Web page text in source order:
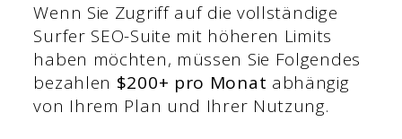
Wenn Sie Zugriff auf die vollständige
Surfer SEO-Suite mit höheren Limits
haben möchten, müssen Sie Folgendes
bezahlen $200+ pro Monat abhängig
von Ihrem Plan und Ihrer Nutzung.